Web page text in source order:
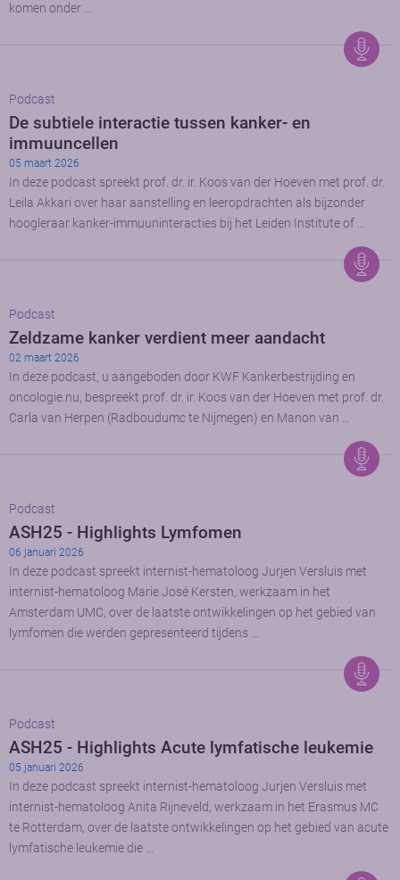
komen onder …
Podcast
De subtiele interactie tussen kanker- en
immuuncellen
05 maart 2026
In deze podcast spreekt prof. dr. ir. Koos van der Hoeven met prof. dr.
Leila Akkari over haar aanstelling en leeropdrachten als bijzonder
hoogleraar kanker-immuuninteracties bij het Leiden Institute of …
Podcast
Zeldzame kanker verdient meer aandacht
02 maart 2026
In deze podcast, u aangeboden door KWF Kankerbestrijding en
oncologie.nu, bespreekt prof. dr. ir. Koos van der Hoeven met prof. dr.
Carla van Herpen (Radboudumc te Nijmegen) en Manon van …
Podcast
ASH25 - Highlights Lymfomen
06 januari 2026
In deze podcast spreekt internist-hematoloog Jurjen Versluis met
internist-hematoloog Marie José Kersten, werkzaam in het
Amsterdam UMC, over de laatste ontwikkelingen op het gebied van
lymfomen die werden gepresenteerd tijdens …
Podcast
ASH25 - Highlights Acute lymfatische leukemie
05 januari 2026
In deze podcast spreekt internist-hematoloog Jurjen Versluis met
internist-hematoloog Anita Rijneveld, werkzaam in het Erasmus MC
te Rotterdam, over de laatste ontwikkelingen op het gebied van acute
lymfatische leukemie die …